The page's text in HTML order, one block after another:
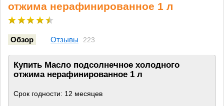
отжима нерафинированное 1 л
Обзор Отзывы 223
Купить Масло подсолнечное холодного
отжима нерафинированное 1 л
Срок годности: 12 месяцев